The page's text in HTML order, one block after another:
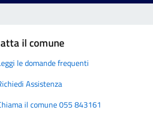
il comune
le domande frequenti
Assistenza
il comune 055 843161